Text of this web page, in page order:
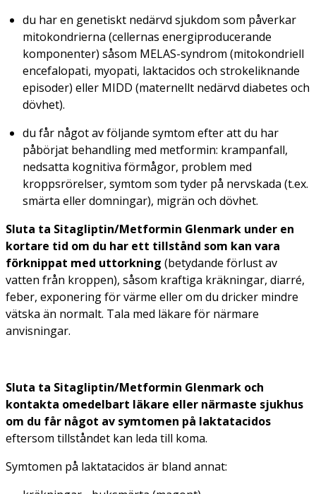
du har en genetiskt nedärvd sjukdom som påverkar
mitokondrierna (cellernas energiproducerande
komponenter) såsom MELAS-syndrom (mitokondriell
encefalopati, myopati, laktacidos och strokeliknande
episoder) eller MIDD (maternellt nedärvd diabetes och
dövhet).
du får något av följande symtom efter att du har
påbörjat behandling med metformin: krampanfall,
nedsatta kognitiva förmågor, problem med
kroppsrörelser, symtom som tyder på nervskada (t.ex.
smärta eller domningar), migrän och dövhet.
Sluta ta Sitagliptin/Metformin Glenmark under en
kortare tid om du har ett tillstånd som kan vara
förknippat med uttorkning (betydande förlust av
vatten från kroppen), såsom kraftiga kräkningar, diarré,
feber, exponering för värme eller om du dricker mindre
vätska än normalt. Tala med läkare för närmare
anvisningar.
Sluta ta Sitagliptin/Metformin Glenmark och
kontakta omedelbart läkare eller närmaste sjukhus
om du får något av symtomen på laktatacidos
eftersom tillståndet kan leda till koma.
Symtomen på laktatacidos är bland annat: